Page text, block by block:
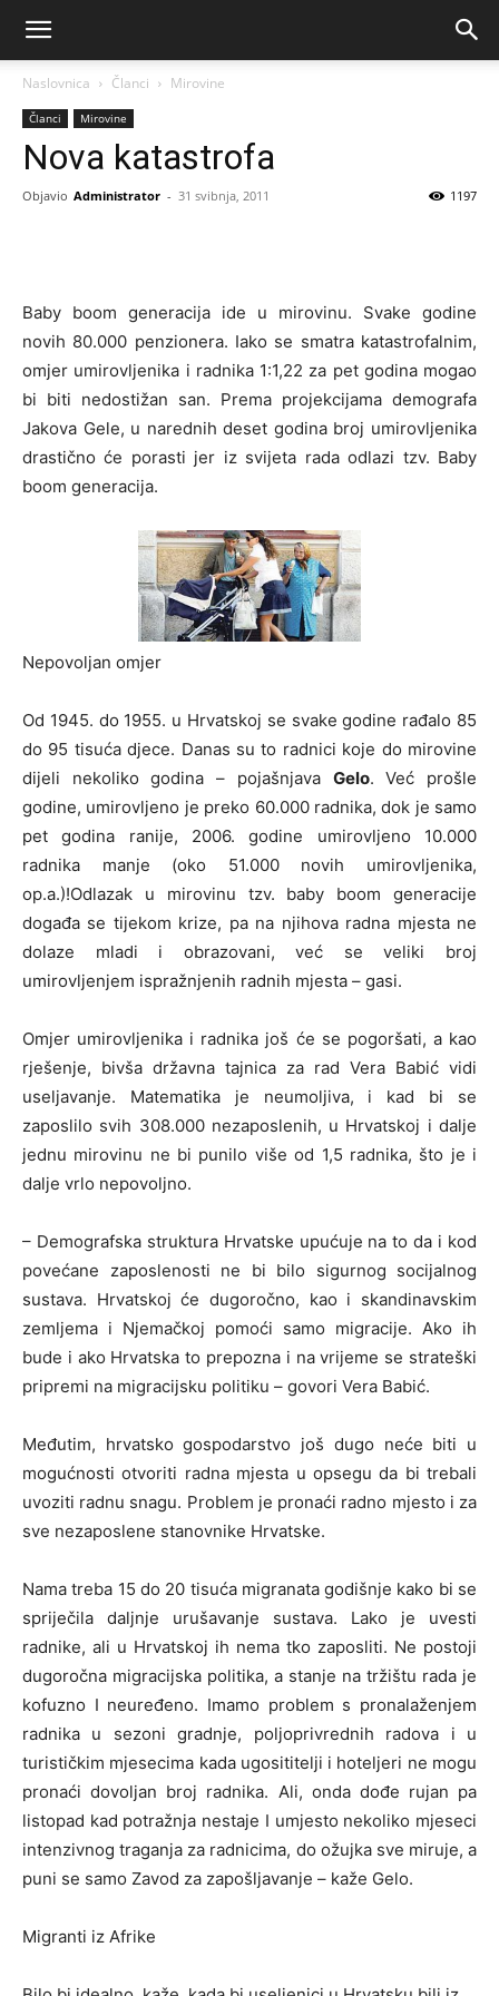
Naslovnica Članci Mirovine
Članci Mirovine
Nova katastrofa
Objavio Administrator - 31 svibnja, 2011 1197
Baby boom generacija ide u mirovinu. Svake godine
novih 80.000 penzionera. Iako se smatra katastrofalnim,
omjer umirovljenika i radnika 1:1,22 za pet godina mogao
bi biti nedostižan san. Prema projekcijama demografa
Jakova Gele, u narednih deset godina broj umirovljenika
drastično će porasti jer iz svijeta rada odlazi tzv. Baby
boom generacija.
Nepovoljan omjer
Od 1945. do 1955. u Hrvatskoj se svake godine rađalo 85
do 95 tisuća djece. Danas su to radnici koje do mirovine
dijeli nekoliko godina – pojašnjava Gelo. Već prošle
godine, umirovljeno je preko 60.000 radnika, dok je samo
pet godina ranije, 2006. godine umirovljeno 10.000
radnika manje (oko 51.000 novih umirovljenika,
op.a.)!Odlazak u mirovinu tzv. baby boom generacije
događa se tijekom krize, pa na njihova radna mjesta ne
dolaze mladi i obrazovani, već se veliki broj
umirovljenjem ispražnjenih radnih mjesta – gasi.
Omjer umirovljenika i radnika još će se pogoršati, a kao
rješenje, bivša državna tajnica za rad Vera Babić vidi
useljavanje. Matematika je neumoljiva, i kad bi se
zaposlilo svih 308.000 nezaposlenih, u Hrvatskoj i dalje
jednu mirovinu ne bi punilo više od 1,5 radnika, što je i
dalje vrlo nepovoljno.
– Demografska struktura Hrvatske upućuje na to da i kod
povećane zaposlenosti ne bi bilo sigurnog socijalnog
sustava. Hrvatskoj će dugoročno, kao i skandinavskim
zemljema i Njemačkoj pomoći samo migracije. Ako ih
bude i ako Hrvatska to prepozna i na vrijeme se strateški
pripremi na migracijsku politiku – govori Vera Babić.
Međutim, hrvatsko gospodarstvo još dugo neće biti u
mogućnosti otvoriti radna mjesta u opsegu da bi trebali
uvoziti radnu snagu. Problem je pronaći radno mjesto i za
sve nezaposlene stanovnike Hrvatske.
Nama treba 15 do 20 tisuća migranata godišnje kako bi se
spriječila daljnje urušavanje sustava. Lako je uvesti
radnike, ali u Hrvatskoj ih nema tko zaposliti. Ne postoji
dugoročna migracijska politika, a stanje na tržištu rada je
kofuzno I neuređeno. Imamo problem s pronalaženjem
radnika u sezoni gradnje, poljoprivrednih radova i u
turističkim mjesecima kada ugosititelji i hoteljeri ne mogu
pronaći dovoljan broj radnika. Ali, onda dođe rujan pa
listopad kad potražnja nestaje I umjesto nekoliko mjeseci
intenzivnog traganja za radnicima, do ožujka sve miruje, a
puni se samo Zavod za zapošljavanje – kaže Gelo.
Migranti iz Afrike